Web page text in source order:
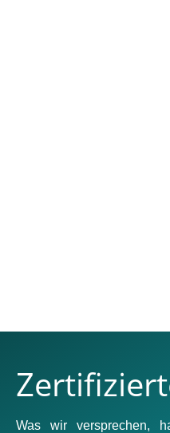
Was wir versprechen,